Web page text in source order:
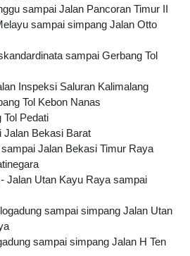
sampai Jalan Pancoran Timur II
sampai simpang Jalan Otto
sampai Gerbang Tol
Inspeksi Saluran Kalimalang
Tol Kebon Nanas
Pedati
Jalan Bekasi Barat
Jalan Bekasi Timur Raya
Jalan Utan Kayu Raya sampai
sampai simpang Jalan Utan
sampai simpang Jalan H Ten